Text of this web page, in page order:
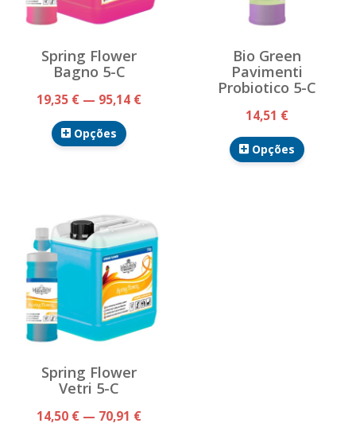
Spring Flower
Bagno 5-C
19,35 € — 95,14 €
Opções
Bio Green
Pavimenti
Probiotico 5-C
14,51 €
Opções
Spring Flower
Vetri 5-C
14,50 € — 70,91 €